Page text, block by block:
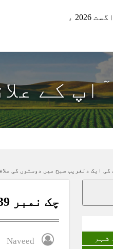
کے
چک نمبر 239 گ ب کی ایک دلفریب صبح میں دوستوں کی ملاقات
Naveed
شہر